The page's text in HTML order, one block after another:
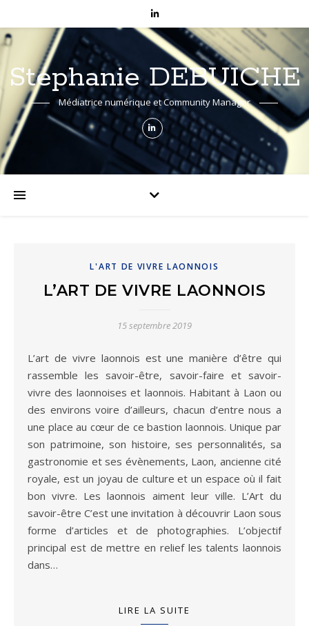
Stéphanie DEBUICHE
Médiatrice numérique et Community Manager
L'ART DE VIVRE LAONNOIS
L’ART DE VIVRE LAONNOIS
15 septembre 2019
L’art de vivre laonnois est une manière d’être qui
rassemble les savoir-être, savoir-faire et savoir-
vivre des laonnoises et laonnois. Habitant à Laon ou
des environs voire d’ailleurs, chacun d’entre nous a
une place au cœur de ce bastion laonnois. Unique par
son patrimoine, son histoire, ses personnalités, sa
gastronomie et ses évènements, Laon, ancienne cité
royale, est un joyau de culture et un espace où il fait
bon vivre. Les laonnois aiment leur ville. L’Art du
savoir-être C’est une invitation à découvrir Laon sous
forme d’articles et de photographies. L’objectif
principal est de mettre en relief les talents laonnois
dans…
LIRE LA SUITE